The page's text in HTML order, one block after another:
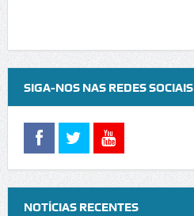
SIGA-NOS NAS REDES SOCIAIS
NOTÍCIAS RECENTES